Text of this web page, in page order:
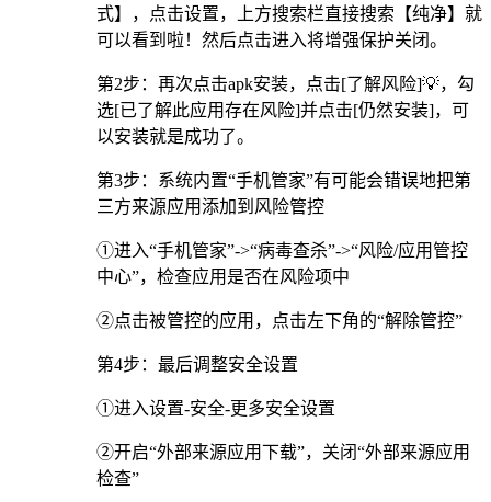
式】，点击设置，上方搜索栏直接搜索【纯净】就
可以看到啦！然后点击进入将增强保护关闭。
第2步：再次点击apk安装，点击[了解风险]💡，勾
选[已了解此应用存在风险]并点击[仍然安装]，可
以安装就是成功了。
第3步：系统内置“手机管家”有可能会错误地把第
三方来源应用添加到风险管控
①进入“手机管家”->“病毒查杀”->“风险/应用管控
中心”，检查应用是否在风险项中
②点击被管控的应用，点击左下角的“解除管控”
第4步：最后调整安全设置
①进入设置-安全-更多安全设置
②开启“外部来源应用下载”，关闭“外部来源应用
检查”